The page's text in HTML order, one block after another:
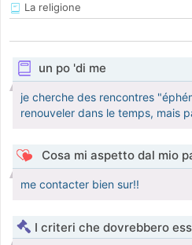
La religione
un po 'di me
je cherche des rencontres
renouveler dans le temps, mais
Cosa mi aspetto dal mio
me contacter bien sur!!
I criteri che dovrebbero